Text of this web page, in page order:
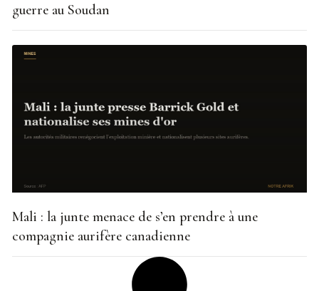
guerre au Soudan
Mali : la junte menace de s’en prendre à une
compagnie aurifère canadienne